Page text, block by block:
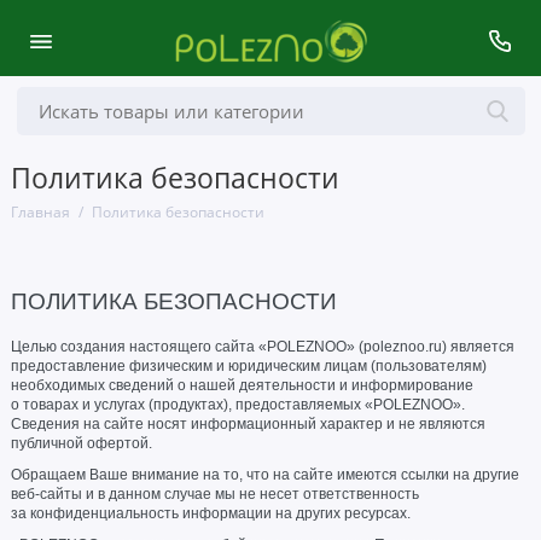
Политика безопасности
Главная Политика безопасности
ПОЛИТИКА БЕЗОПАСНОСТИ
Целью создания настоящего сайта «POLEZNOO» (poleznoo.ru) является
предоставление физическим и юридическим лицам (пользователям)
необходимых сведений о нашей деятельности и информирование
о товарах и услугах (продуктах), предоставляемых «POLEZNOO».
Сведения на сайте носят информационный характер и не являются
публичной офертой.
Обращаем Ваше внимание на то, что на сайте имеются ссылки на другие
веб-сайты и в данном случае мы не несет ответственность
за конфиденциальность информации на других ресурсах.